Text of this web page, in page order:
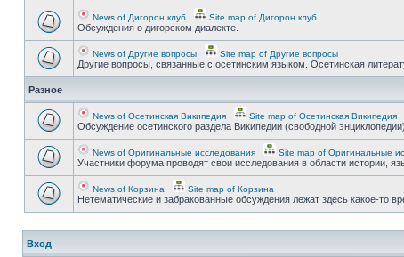
News of Дигорон клуб Site map of Дигорон клуб
Обсуждения о дигорском диалекте.
News of Другие вопросы Site map of Другие вопросы
Другие вопросы, связанные с осетинским языком. Осетинская
Разное
News of Осетинская Википедия Site map of Осетинская Википедия
Обсуждение осетинского раздела Википедии (свободной энциклопедии).
News of Оригинальные исследования Site map of Оригинальные
Участники форума проводят свои исследования в области истории,
News of Корзина Site map of Корзина
Нетематические и забракованные обсуждения лежат здесь какое-то
Вход